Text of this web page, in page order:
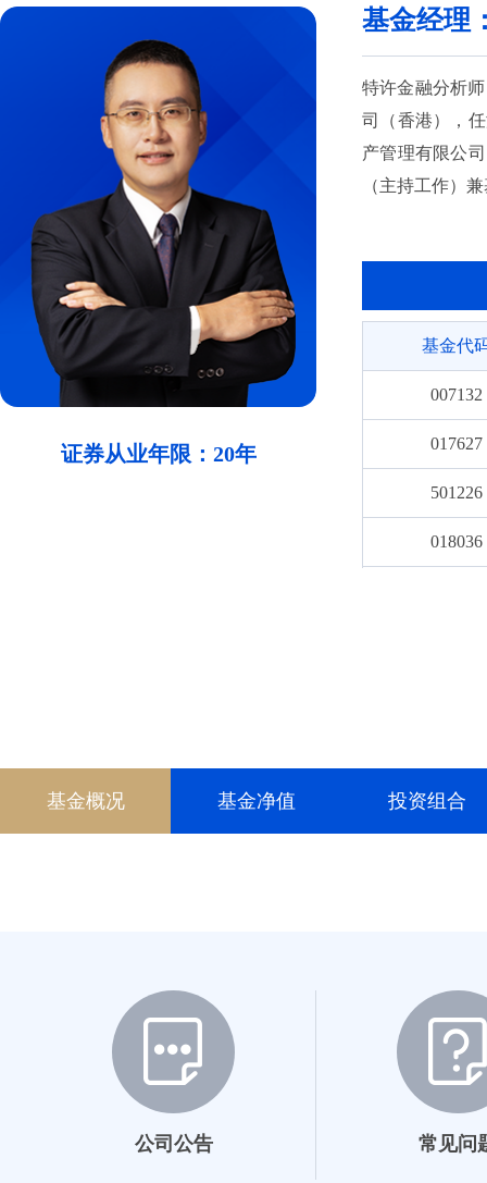
证券从业年限：20年
基金经理
特许金融分析
司（香港），
产管理有限公
（主持工作）
基金代
007132
017627
501226
018036
026703
基金概况 基金净值 投资组合
公司公告 常见问